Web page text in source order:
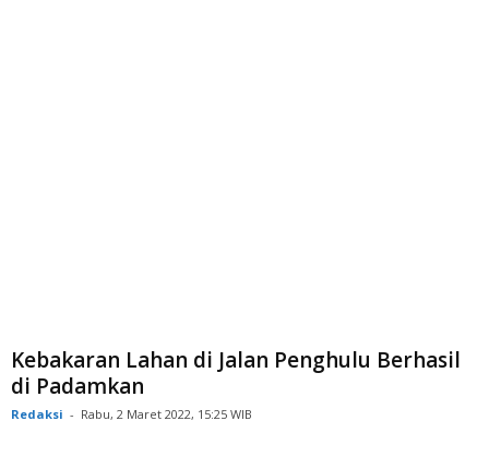
Kebakaran Lahan di Jalan Penghulu Berhasil
di Padamkan
Redaksi - Rabu, 2 Maret 2022, 15:25 WIB